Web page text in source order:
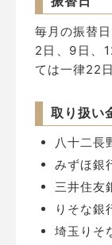
毎月の振替
2日、9日、
ては一律22
取り扱い
八十二長
みずほ銀
三井住友
りそな銀
埼玉りそ